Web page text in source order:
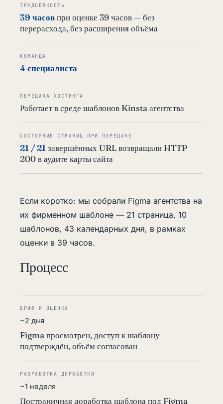
ТРУДОЁМКОСТЬ
39 часовпри оценке 39 часов — без
перерасхода, без расширения объёма
КОМАНДА
4 специалиста
ПЕРЕДАЧА ХОСТИНГА
Работает в среде шаблонов Kinsta агентства
СОСТОЯНИЕ СТРАНИЦ ПРИ ПЕРЕДАЧЕ
21 / 21 завершённых URL возвращали HTTP
200 в аудите карты сайта
Если коротко: мы собрали Figma агентства на
их фирменном шаблоне — 21 страница, 10
шаблонов, 43 календарных дня, в рамках
оценки в 39 часов.
Процесс
БРИФ И ОЦЕНКА
~2 дня
Figma просмотрен, доступ к шаблону
подтверждён, объём согласован
РАЗРАБОТКА ДОРАБОТКИ
~1 неделя
Постраничная доработка шаблона под Figma